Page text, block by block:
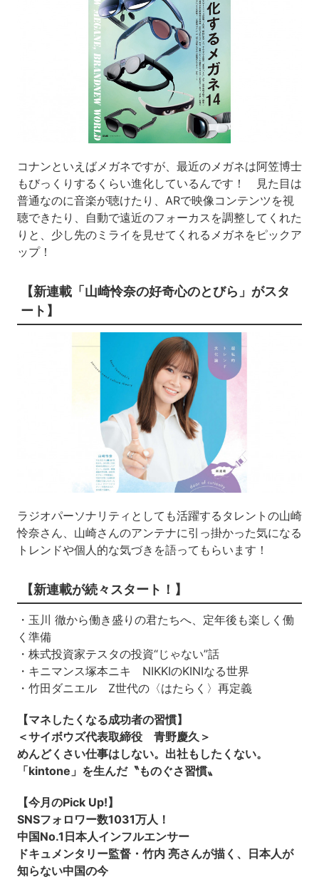
コナンといえばメガネですが、最近のメガネは阿笠博士
もびっくりするくらい進化しているんです！ 見た目は
普通なのに音楽が聴けたり、ARで映像コンテンツを視
聴できたり、自動で遠近のフォーカスを調整してくれた
りと、少し先のミライを見せてくれるメガネをピックア
ップ！
【新連載「山崎怜奈の好奇心のとびら」がスタ
ート】
ラジオパーソナリティとしても活躍するタレントの山崎
怜奈さん、山崎さんのアンテナに引っ掛かった気になる
トレンドや個人的な気づきを語ってもらいます！
【新連載が続々スタート！】
・玉川 徹から働き盛りの君たちへ、定年後も楽しく働
く準備
・株式投資家テスタの投資“じゃない”話
・キニマンス塚本ニキ NIKKIのKINIなる世界
・竹田ダニエル Z世代の〈はたらく〉再定義
【マネしたくなる成功者の習慣】
＜サイボウズ代表取締役 青野慶久＞
めんどくさい仕事はしない。出社もしたくない。
「kintone」を生んだ〝ものぐさ習慣〟
【今月のPick Up!】
SNSフォロワー数1031万人！
中国No.1日本人インフルエンサー
ドキュメンタリー監督・竹内 亮さんが描く、日本人が
知らない中国の今